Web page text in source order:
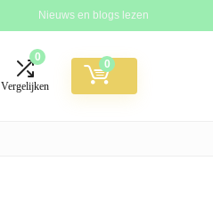
Nieuws en blogs lezen
0
Vergelijken
0